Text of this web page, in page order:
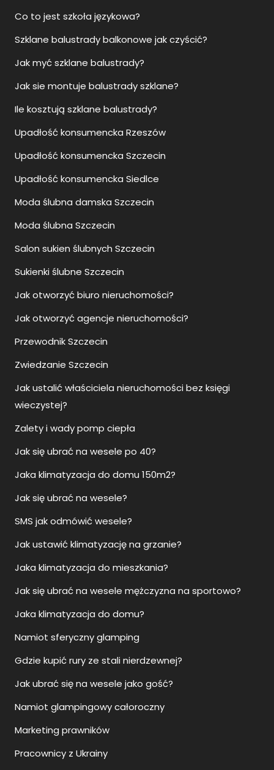
Co to jest szkoła językowa?
Szklane balustrady balkonowe jak czyścić?
Jak myć szklane balustrady?
Jak sie montuje balustrady szklane?
Ile kosztują szklane balustrady?
Upadłość konsumencka Rzeszów
Upadłość konsumencka Szczecin
Upadłość konsumencka Siedlce
Moda ślubna damska Szczecin
Moda ślubna Szczecin
Salon sukien ślubnych Szczecin
Sukienki ślubne Szczecin
Jak otworzyć biuro nieruchomości?
Jak otworzyć agencje nieruchomości?
Przewodnik Szczecin
Zwiedzanie Szczecin
Jak ustalić właściciela nieruchomości bez księgi
wieczystej?
Zalety i wady pomp ciepła
Jak się ubrać na wesele po 40?
Jaka klimatyzacja do domu 150m2?
Jak się ubrać na wesele?
SMS jak odmówić wesele?
Jak ustawić klimatyzację na grzanie?
Jaka klimatyzacja do mieszkania?
Jak się ubrać na wesele mężczyzna na sportowo?
Jaka klimatyzacja do domu?
Namiot sferyczny glamping
Gdzie kupić rury ze stali nierdzewnej?
Jak ubrać się na wesele jako gość?
Namiot glampingowy całoroczny
Marketing prawników
Pracownicy z Ukrainy